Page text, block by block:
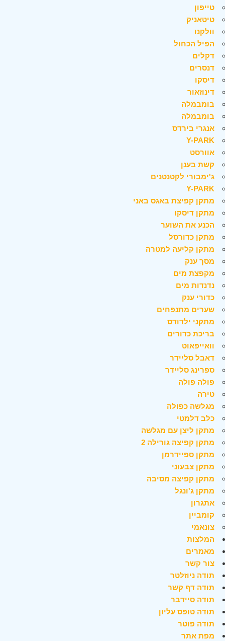
טייפון
טיטאניק
וולקנו
הפיל הכחול
דקלים
דנסרים
דיסקו
דינוזאור
בומבמלה
בומבמלה
אנגרי בירדס
Y-PARK
אוורסט
קשת בענן
ג'ימבורי לקטנטנים
Y-PARK
מתקן קפיצת באגס באני
מתקן דיסקו
הכנע את השוער
מתקן כדורסל
מתקן קליעה למטרה
מסך ענק
מקפצת מים
נדנדות מים
כדורי ענק
שערים מתנפחים
מתקני ילדודס
בריכת כדורים
וואייפאוט
דאבל סליידר
ספרינג סליידר
פולה פולה
טירה
מגלשה כפולה
כלב דלמטי
מתקן ליצן עם מגלשה
מתקן קפיצה גורילה 2
מתקן ספיידרמן
מתקן צבעוני
מתקן קפיצה מסיבה
מתקן ג'ונגל
אתגרון
קומביין
צונאמי
המלצות
מאמרים
צור קשר
תודה ניוזלטר
תודה דף קשר
תודה סיידבר
תודה טופס עליון
תודה פוטר
מפת אתר